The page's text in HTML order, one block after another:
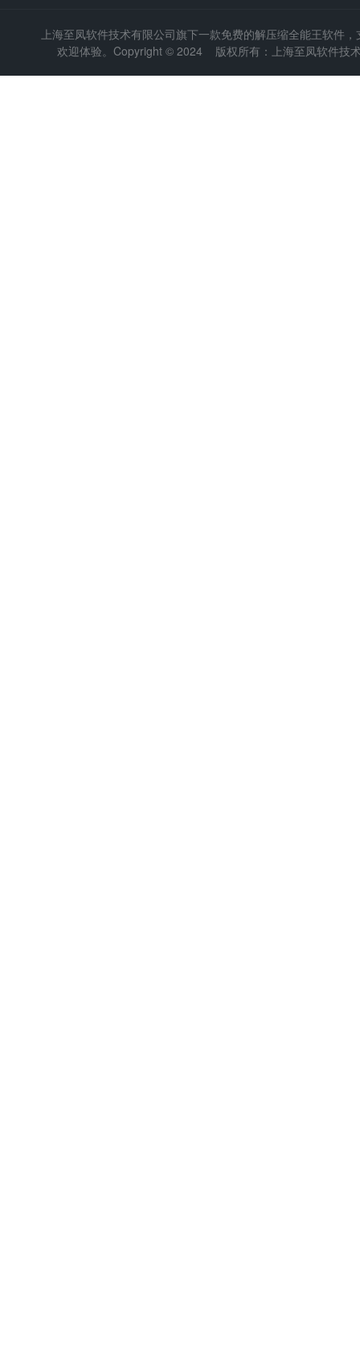
上海至凤软件技术有限公司旗下一款免费的解压缩全能王软件
欢迎体验。Copyright © 2024 版权所有：上海至凤软件技